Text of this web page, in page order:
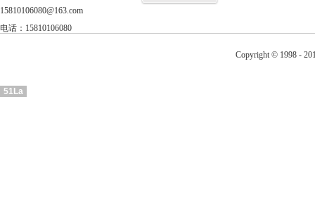
15810106080@163.com
电话：15810106080
Copyright © 1998 -
51La